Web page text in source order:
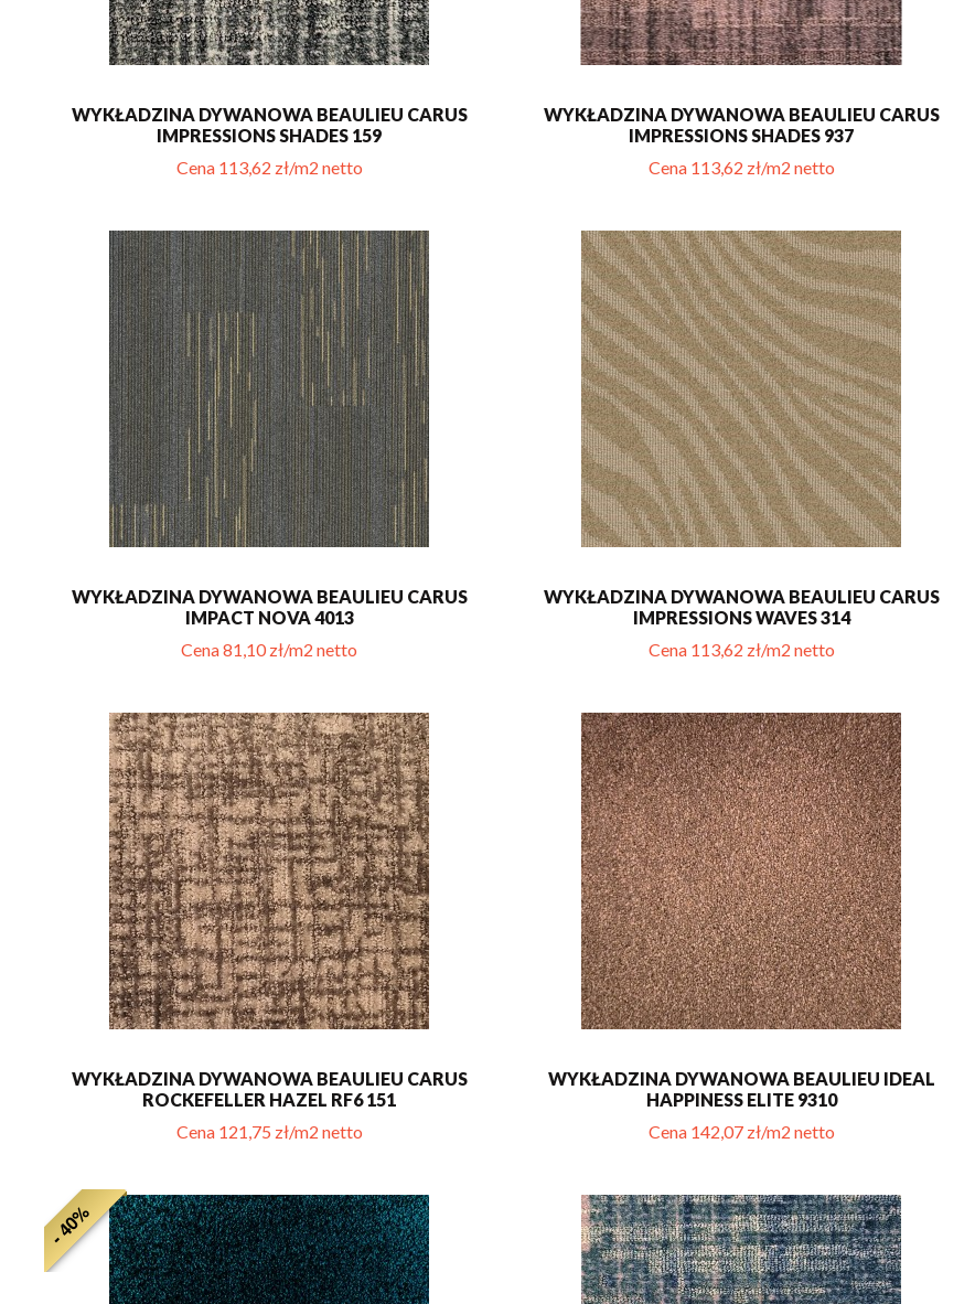
WYKŁADZINA DYWANOWA BEAULIEU CARUS
IMPRESSIONS SHADES 159
Cena 113,62 zł/m2 netto
WYKŁADZINA DYWANOWA BEAULIEU CARUS
IMPRESSIONS SHADES 937
Cena 113,62 zł/m2 netto
WYKŁADZINA DYWANOWA BEAULIEU CARUS
IMPACT NOVA 4013
Cena 81,10 zł/m2 netto
WYKŁADZINA DYWANOWA BEAULIEU CARUS
IMPRESSIONS WAVES 314
Cena 113,62 zł/m2 netto
WYKŁADZINA DYWANOWA BEAULIEU CARUS
ROCKEFELLER HAZEL RF6 151
Cena 121,75 zł/m2 netto
WYKŁADZINA DYWANOWA BEAULIEU IDEAL
HAPPINESS ELITE 9310
Cena 142,07 zł/m2 netto
- 40%